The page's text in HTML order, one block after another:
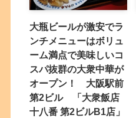
大瓶ビールが激安でラ
ンチメニューはボリュ
ーム満点で美味しいコ
スパ抜群の大衆中華が
オープン！ 大阪駅前
第2ビル 「大衆飯店
十八番 第2ビルB1店」